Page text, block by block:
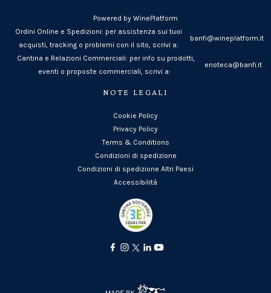
Powered by WinePlatform
Ordini Online e Spedizioni: per assistenza sui tuoi
acquisti, tracking o problemi con il sito, scrivi a:
banfi@wineplatform.it
Cantina e Relazioni Commerciali: per info su prodotti,
eventi o proposte commerciali, scrivi a:
enoteca@banfi.it
NOTE LEGALI
Cookie Policy
Privacy Policy
Terms & Conditions
Condizioni di spedizione
Condizioni di spedizione Altri Paesi
Accessibilità